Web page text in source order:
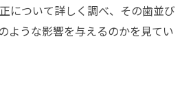
について詳しく調べ、その歯並び
ような影響を与えるのかを見てい